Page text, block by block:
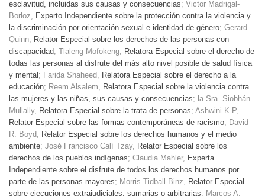
esclavitud, incluidas sus causas y consecuencias; Victor Madrigal-
Borloz, Experto Independiente sobre la protección contra la violencia y
la discriminación por orientación sexual e identidad de género; Gerard
Quinn, Relator Especial sobre los derechos de las personas con
discapacidad; Tlaleng Mofokeng, Relatora Especial sobre el derecho de
todas las personas al disfrute del más alto nivel posible de salud física
y mental ; Farida Shaheed, Relatora Especial sobre el derecho a la
educación; Reem Alsalem, Relatora Especial sobre la violencia contra
las mujeres y las niñas, sus causas y consecuencias; la Sra. Siobhán
Mullally, Relatora Especial sobre la trata de personas; Ashwini K.P,
Relator Especial sobre las formas contemporáneas de racismo; David
R. Boyd, Relator Especial sobre los derechos humanos y el medio
ambiente; José Francisco Calí Tzay, Relator Especial sobre los
derechos de los pueblos indígenas; Claudia Mahler, Experta
Independiente sobre el disfrute de todos los derechos humanos por
parte de las personas mayores; Morris Tidball-Binz, Relator Especial
sobre ejecuciones extrajudiciales, sumarias o arbitrarias; Marcos A.